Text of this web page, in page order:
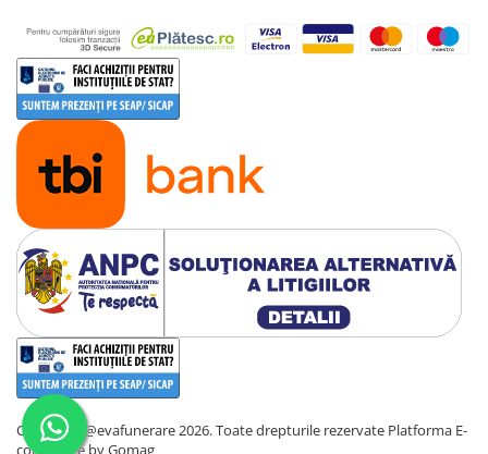
Copyright @evafunerare 2026. Toate drepturile rezervate Platforma E-
commerce by Gomag